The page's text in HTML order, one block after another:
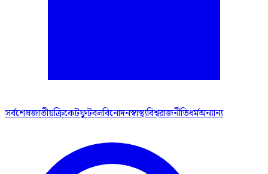
সর্বশেষজাতীয়ক্রিকেটফুটবলবিনোদনস্বাস্থ্যবিশ্বরাজনীতিধর্মঅন্যান্য